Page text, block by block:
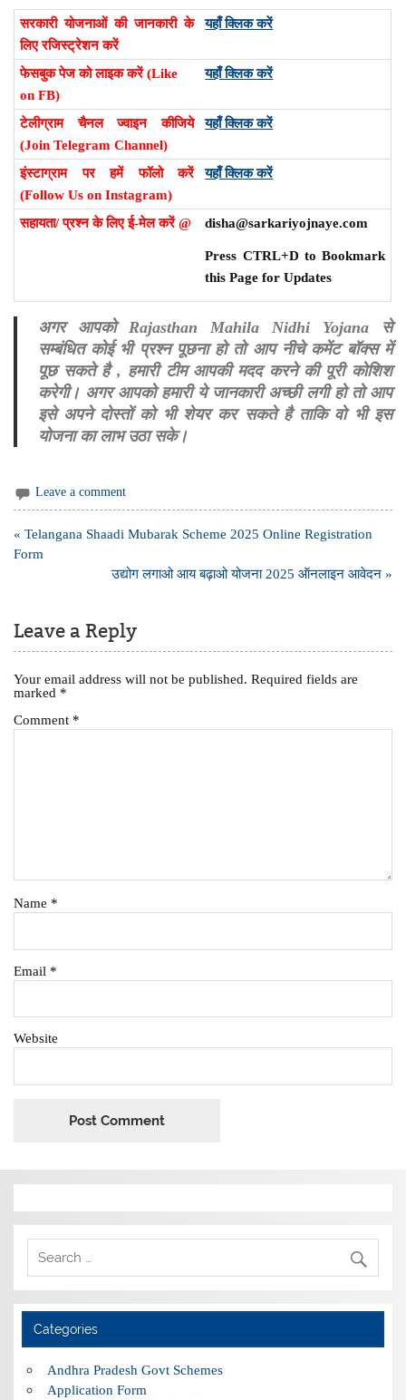
सरकारी योजनाओं की जानकारी के
लिए रजिस्ट्रेशन करें
यहाँ क्लिक करें
फेसबुक पेज को लाइक करें (Like
on FB)
यहाँ क्लिक करें
टेलीग्राम चैनल ज्वाइन कीजिये
(Join Telegram Channel)
यहाँ क्लिक करें
इंस्टाग्राम पर हमें फॉलो करें
(Follow Us on Instagram)
यहाँ क्लिक करें
सहायता/ प्रश्न के लिए ई-मेल करें @ disha@sarkariyojnaye.com
Press CTRL+D to Bookmark
this Page for Updates
अगर आपको Rajasthan Mahila Nidhi Yojana से
सम्बंधित कोई भी प्रश्न पूछना हो तो आप नीचे कमेंट बॉक्स में
पूछ सकते है , हमारी टीम आपकी मदद करने की पूरी कोशिश
करेगी। अगर आपको हमारी ये जानकारी अच्छी लगी हो तो आप
इसे अपने दोस्तों को भी शेयर कर सकते है ताकि वो भी इस
योजना का लाभ उठा सके।
Leave a comment
Post
navigation
« Telangana Shaadi Mubarak Scheme 2025 Online Registration
Form
उद्योग लगाओ आय बढ़ाओ योजना 2025 ऑनलाइन आवेदन »
Leave a Reply
Your email address will not be published. Required fields are
marked *
Comment *
Name *
Email *
Website
Categories
Andhra Pradesh Govt Schemes
Application Form